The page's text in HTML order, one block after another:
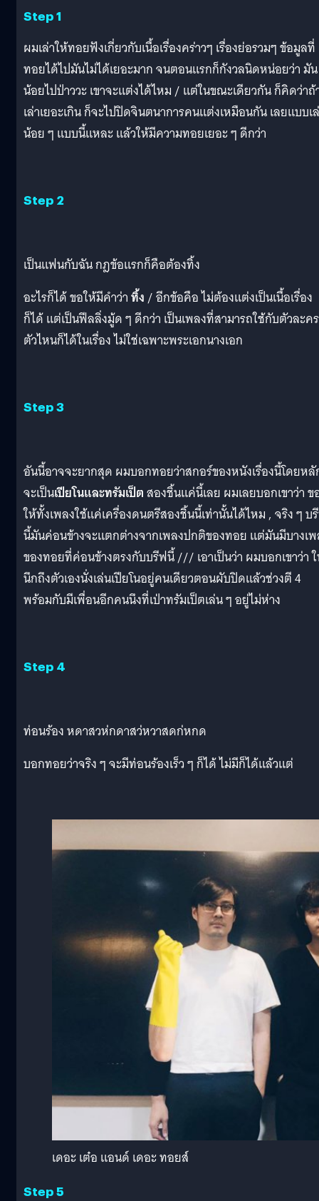
Step 1
ผมเล่าให้ทอยฟังเกี่ยวกับเนื้อเรื่องคร่าวๆ เรื่องย่อรวมๆ ข้อมูลที่
ทอยได้ไปมันไม่ได้เยอะมาก จนตอนแรกก็กังวลนิดหน่อยว่า มัน
น้อยไปป่าววะ เขาจะแต่งได้ไหม / แต่ในขณะเดียวกัน ก็คิดว่าถ้
เล่าเยอะเกิน ก็จะไปปิดจินตนาการคนแต่งเหมือนกัน เลยแบบเ
น้อย ๆ แบบนี้แหละ แล้วให้มีความทอยเยอะ ๆ ดีกว่า
Step 2
เป็นแฟนกับฉัน กฎข้อแรกก็คือต้องทิ้ง
อะไรก็ได้ ขอให้มีคำว่าทิ้ง/ อีกข้อคือ ไม่ต้องแต่งเป็นเนื้อเรื่อง
ก็ได้ แต่เป็นฟีลลิ่งมู้ด ๆ ดีกว่า เป็นเพลงที่สามารถใช้กับตัวละคร
ตัวไหนก็ได้ในเรื่อง ไม่ใช่เฉพาะพระเอกนางเอก
Step 3
อันนี้อาจจะยากสุด ผมบอกทอยว่าสกอร์ของหนังเรื่องนี้โดยห
จะเป็นเปียโนและทรัมเป็ตสองชิ้นแค่นี้เลย ผมเลยบอกเขาว่า ข
ให้ทั้งเพลงใช้แค่เครื่องดนตรีสองชิ้นนี้เท่านั้นได้ไหม , จริง ๆ บ
นี้มันค่อนข้างจะแตกต่างจากเพลงปกติของทอย แต่มันมีบางเ
ของทอยที่ค่อนข้างตรงกับบรีฟนี้ /// เอาเป็นว่า ผมบอกเขาว่า
นึกถึงตัวเองนั่งเล่นเปียโนอยู่คนเดียวตอนผับปิดแล้วช่วงตี 4
พร้อมกับมีเพื่อนอีกคนนึงที่เป่าทรัมเป็ตเล่น ๆ อยู่ไม่ห่าง
Step 4
ท่อนร้อง หดาสวห่กดาสว่หวาสดก่หกด
บอกทอยว่าจริง ๆ จะมีท่อนร้องเร็ว ๆ ก็ได้ ไม่มีก็ได้แล้วแต่
เดอะ เต๋อ แอนด์ เดอะ ทอยส์
Step 5